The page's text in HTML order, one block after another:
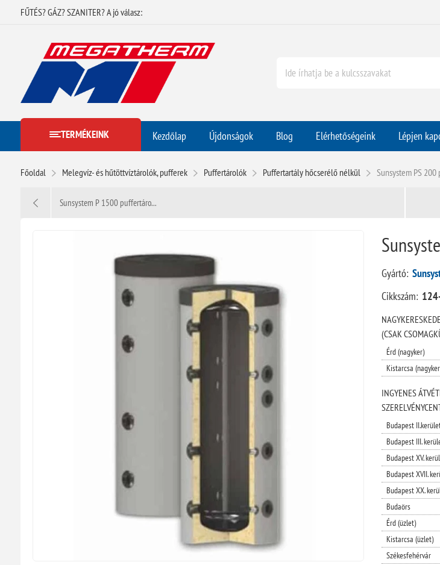
FŰTÉS? GÁZ? SZANITER? A jó válasz:
TERMÉKEINK Kezdőlap Újdonságok Blog Elérhetőségeink Lépjen
Főoldal Melegvíz- és hűtöttvíztárolók, pufferek Puffertárolók Puffertartály hőcserélő nélkül Sunsystem PS
Sunsystem P 1500 puffertáro...
Gyártó:
Cikkszám:
(CSAK
Érd (nagyker)
Kistarcsa
INGYENES
Budapest
Budapest III.
Budapest XV.
Budapest XVII.
Budapest XX.
Budaörs
Érd (üzlet)
Kistarcsa (üzlet)
Székesfehérvár